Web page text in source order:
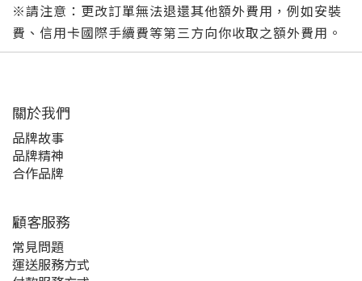
※請注意：更改訂單無法退還其他額外費用，例如安裝
費、信用卡國際手續費等第三方向你收取之額外費用。
關於我們
品牌故事
品牌精神
合作品牌
顧客服務
常見問題
運送服務方式